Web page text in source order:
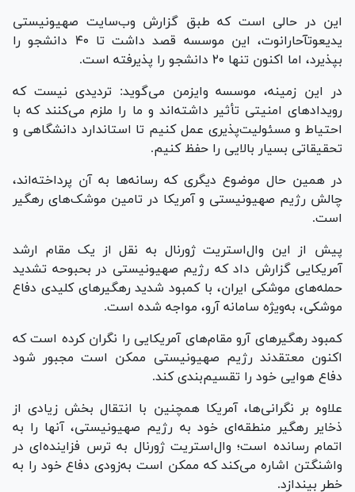
این در حالی است که طبق گزارش وب‌سایت صهیونیستی
یدیعوتآحارانوت، این موسسه قصد داشت تا ۴۰ دانشجو را
بپذیرد، اما اکنون تنها ۲۰ دانشجو را پذیرفته است.
در این زمینه، موسسه وایزمن می‌گوید: تردیدی نیست که
رویداد‌های امنیتی تأثیر داشته‌اند و ما را ملزم می‌کنند که با
احتیاط و مسئولیت‌پذیری عمل کنیم تا استاندارد دانشگاهی و
تحقیقاتی بسیار بالایی را حفظ کنیم.
در همین حال موضوع دیگری که رسانه‌ها به آن پرداخته‌اند،
چالش رژیم صهیونیستی و آمریکا در تامین موشک‌های رهگیر
است.
پیش از این وال‌استریت ژورنال به نقل از یک مقام ارشد
آمریکایی گزارش داد که رژیم صهیونیستی در بحبوحه تشدید
حمله‌های موشکی ایران، با کمبود شدید رهگیر‌های کلیدی دفاع
موشکی، به‌ویژه سامانه آرو، مواجه شده است.
کمبود رهگیر‌های آرو مقام‌های آمریکایی را نگران کرده است که
اکنون معتقدند رژیم صهیونیستی ممکن است مجبور شود
دفاع هوایی خود را تقسیم‌بندی کند.
علاوه بر نگرانی‌ها، آمریکا همچنین با انتقال بخش زیادی از
ذخایر رهگیر منطقه‌ای خود به رژیم صهیونیستی، آنها را به
اتمام رسانده است؛ وال‌استریت ژورنال به ترس فزاینده‌ای در
واشنگتن اشاره می‌کند که ممکن است به‌زودی دفاع خود را به
خطر بیندازد.